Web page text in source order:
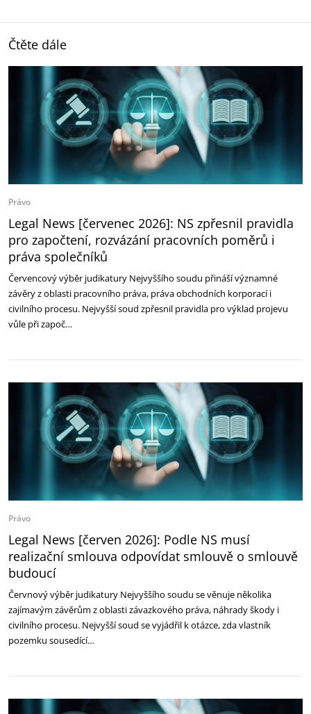
Čtěte dále
Právo
Legal News [červenec 2026]: NS zpřesnil pravidla
pro započtení, rozvázání pracovních poměrů i
práva společníků
Červencový výběr judikatury Nejvyššího soudu přináší významné
závěry z oblasti pracovního práva, práva obchodních korporací i
civilního procesu. Nejvyšší soud zpřesnil pravidla pro výklad projevu
vůle při započ…
Právo
Legal News [červen 2026]: Podle NS musí
realizační smlouva odpovídat smlouvě o smlouvě
budoucí
Červnový výběr judikatury Nejvyššího soudu se věnuje několika
zajímavým závěrům z oblasti závazkového práva, náhrady škody i
civilního procesu. Nejvyšší soud se vyjádřil k otázce, zda vlastník
pozemku sousedící…